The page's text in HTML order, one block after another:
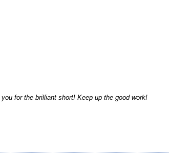
for the brilliant short! Keep up the good work!